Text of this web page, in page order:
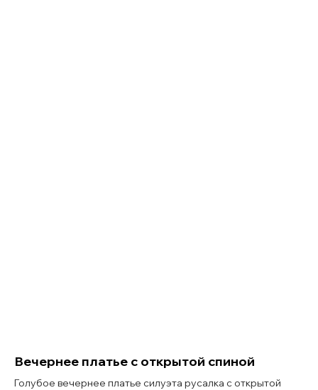
Вечернее платье с открытой спиной
Голубое вечернее платье силуэта русалка с открытой